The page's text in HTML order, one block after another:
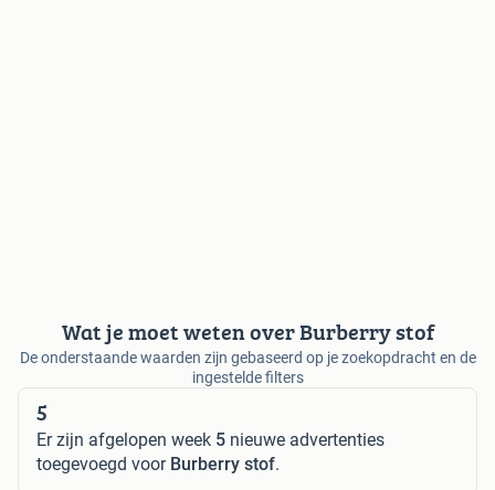
Wat je moet weten over Burberry stof
De onderstaande waarden zijn gebaseerd op je zoekopdracht en de
ingestelde filters
5
Er zijn afgelopen week 5 nieuwe advertenties
toegevoegd voor Burberry stof.